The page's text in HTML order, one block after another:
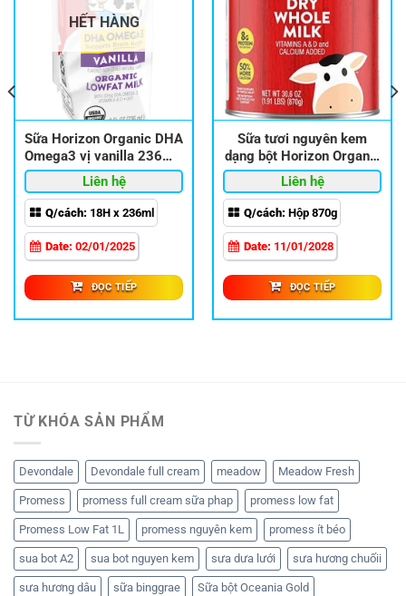
HẾT HÀNG
Sữa Horizon Organic DHA
Omega3 vị vanilla 236ml-
18Hộp
Liên hệ
Q/cách: 18H x 236ml
Date: 02/01/2025
ĐỌC TIẾP
Sữa tươi nguyên kem
dạng bột Horizon Organic
Dry Whole Milk 870g
Liên hệ
Q/cách: Hộp 870g
Date: 11/01/2028
ĐỌC TIẾP
TỪ KHÓA SẢN PHẨM
Devondale Devondale full cream meadow Meadow Fresh
Promess promess full cream sữa phap promess low fat
Promess Low Fat 1L promess nguyên kem promess ít béo
sua bot A2 sua bot nguyen kem sưa dưa lưới sưa hương chuốii
sưa hương dâu sữa binggrae Sữa bột Oceania Gold